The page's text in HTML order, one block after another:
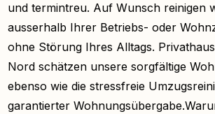
und termintreu. Auf Wunsch reinigen
ausserhalb Ihrer Betriebs- oder
ohne Störung Ihres Alltags.
Nord schätzen unsere sorgfältige
ebenso wie die stressfreie
garantierter